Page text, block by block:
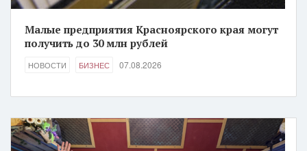
Малые предприятия Красноярского края могут
получить до 30 млн рублей
НОВОСТИ БИЗНЕС 07.08.2026